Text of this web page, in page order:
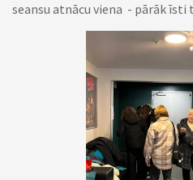
seansu atnācu viena - pārāk īsti